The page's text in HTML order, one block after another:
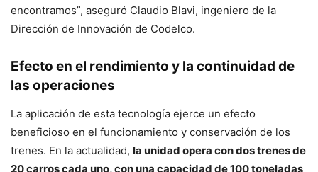
encontramos”, aseguró Claudio Blavi, ingeniero de la
Dirección de Innovación de Codelco.
Efecto en el rendimiento y la continuidad de
las operaciones
La aplicación de esta tecnología ejerce un efecto
beneficioso en el funcionamiento y conservación de los
trenes. En la actualidad, la unidad opera con dos trenes de
20 carros cada uno, con una capacidad de 100 toneladas